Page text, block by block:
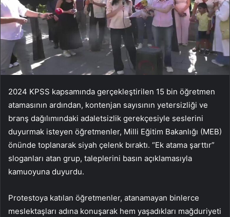
2024 KPSS kapsamında gerçekleştirilen 15 bin öğretmen
atamasının ardından, kontenjan sayısının yetersizliği ve
branş dağılımındaki adaletsizlik gerekçesiyle seslerini
duyurmak isteyen öğretmenler, Milli Eğitim Bakanlığı (MEB)
önünde toplanarak siyah çelenk bıraktı. “Ek atama şarttır”
sloganları atan grup, taleplerini basın açıklamasıyla
kamuoyuna duyurdu.
Protestoya katılan öğretmenler, atanamayan binlerce
meslektaşları adına konuşarak hem yaşadıkları mağduriyeti